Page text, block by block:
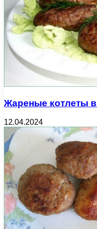
Жареные котлеты
12.04.2024